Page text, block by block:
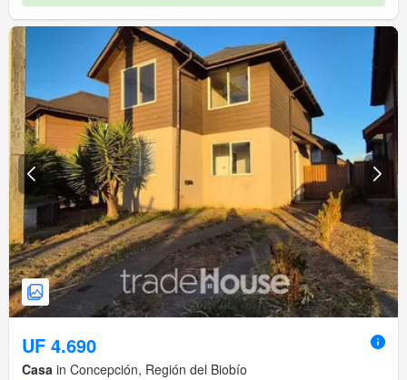
UF 4.690
Casa in Concepción, Región del Biobío